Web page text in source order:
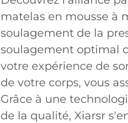
matelas en mousse à
soulagement de la
soulagement optimal
votre expérience de
de votre corps, vous
Grâce à une
de la qualité, Xiarsr